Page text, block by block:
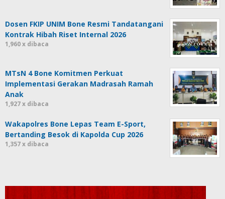
Dosen FKIP UNIM Bone Resmi Tandatangani
Kontrak Hibah Riset Internal 2026
1,960 x dibaca
MTsN 4 Bone Komitmen Perkuat
Implementasi Gerakan Madrasah Ramah
Anak
1,927 x dibaca
Wakapolres Bone Lepas Team E-Sport,
Bertanding Besok di Kapolda Cup 2026
1,357 x dibaca